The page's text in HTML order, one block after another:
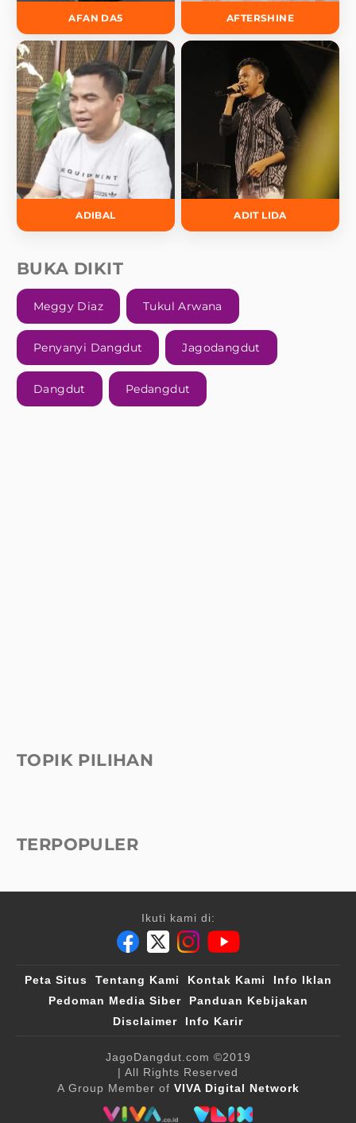
AFAN DA5 AFTERSHINE
ADIBAL ADIT LIDA
BUKA DIKIT
Meggy Diaz Tukul Arwana
Penyanyi Dangdut Jagodangdut
Dangdut Pedangdut
TOPIK PILIHAN
TERPOPULER
Ikuti kami di:
Peta Situs Tentang Kami Kontak Kami
Info Iklan
Pedoman Media Siber
Panduan Kebijakan
Disclaimer
Info Karir
JagoDangdut.com ©2019
| All Rights Reserved
A Group Member of VIVA Digital Network